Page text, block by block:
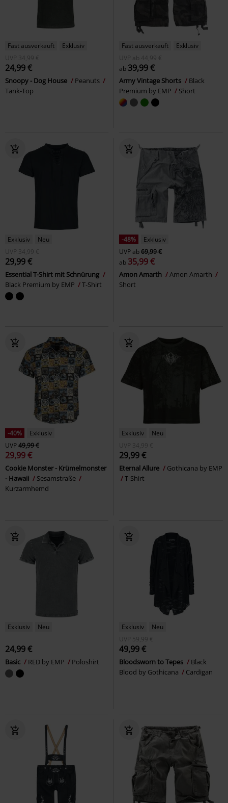
Fast ausverkauft
Exklusiv
UVP
34,99 €
24,99 €
Snoopy - Dog House
Peanuts
Tank-Top
Fast ausverkauft
Exklusiv
UVP
ab
44,99 €
ab 39,99 €
Army Vintage Shorts
Black
Premium by EMP
Short
Exklusiv
Neu
UVP
34,99 €
29,99 €
Essential T-Shirt mit Schnürung
Black Premium by EMP
T-Shirt
-48%
Exklusiv
UVPab69,99 €
ab 35,99 €
Amon Amarth
Amon Amarth
Short
-40%
Exklusiv
UVP49,99 €
29,99 €
Cookie Monster - Krümelmonster
- Hawaii
Sesamstraße
Kurzarmhemd
Exklusiv
Neu
UVP
34,99 €
29,99 €
Eternal Allure
Gothicana by EMP
T-Shirt
Exklusiv Neu
24,99 €
Basic RED by EMP Poloshirt
Exklusiv
Neu
UVP
59,99 €
49,99 €
Bloodsworn to Tepes
Black
Blood by Gothicana
Cardigan